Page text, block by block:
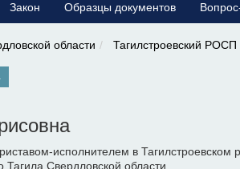
Закон Образцы документов
области Тагилстроевский РОСП
исполнителем в Тагилстроевском
Тагила Свердловской области